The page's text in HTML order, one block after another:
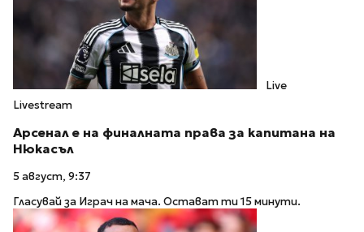
Live
Livestream
Арсенал е на финалната права за капитана на
Нюкасъл
5 август, 9:37
Гласувай за Играч на мача. Остават ти 15 минути.